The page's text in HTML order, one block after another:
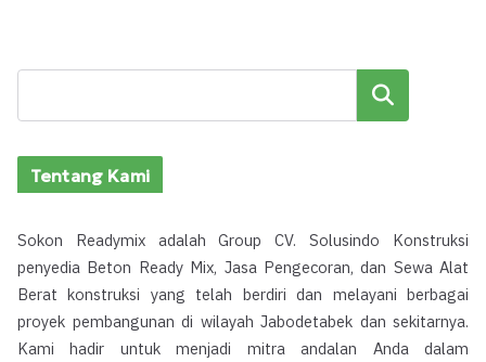
Cari
Tentang Kami
Sokon Readymix adalah Group CV. Solusindo Konstruksi
penyedia Beton Ready Mix, Jasa Pengecoran, dan Sewa Alat
Berat konstruksi yang telah berdiri dan melayani berbagai
proyek pembangunan di wilayah Jabodetabek dan sekitarnya.
Kami hadir untuk menjadi mitra andalan Anda dalam